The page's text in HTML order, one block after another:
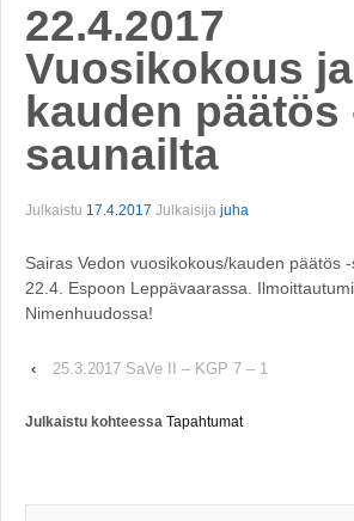
22.4.2017
Vuosikokous ja
kauden päätös
saunailta
Julkaistu 17.4.2017 Julkaisija juha
Sairas Vedon vuosikokous/kauden päätös
22.4. Espoon Leppävaarassa.
Nimenhuudossa!
‹ 25.3.2017 SaVe II – KGP 7 – 1
Julkaistu kohteessa Tapahtumat